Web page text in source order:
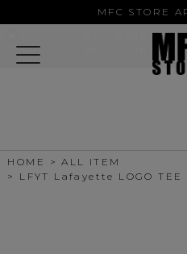
MFC STORE
HOME
ALL ITEM
LFYT Lafayette LOGO TEE
MFC STORE
MFC STORE/
Google Play